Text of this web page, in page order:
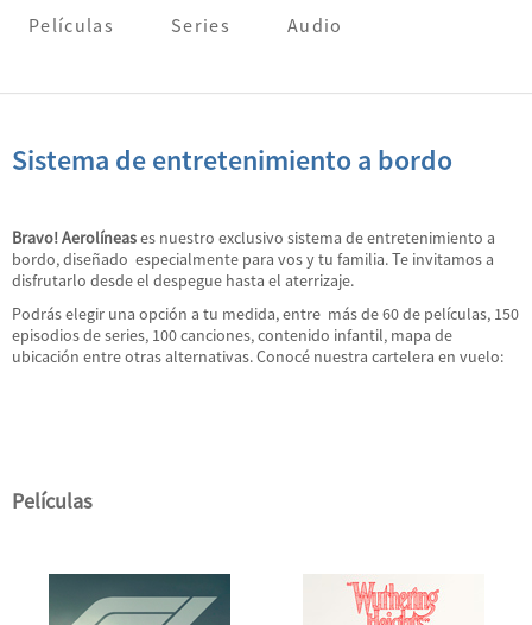
Películas Series Audio
Sistema de entretenimiento a bordo
Bravo! Aerolíneases nuestro exclusivo sistema de entretenimiento a
bordo, diseñado especialmente para vos y tu familia. Te invitamos a
disfrutarlo desde el despegue hasta el aterrizaje.
Podrás elegir una opción a tu medida, entre más de 60 de películas, 150
episodios de series, 100 canciones, contenido infantil, mapa de
ubicación entre otras alternativas. Conocé nuestra cartelera en vuelo:
Películas